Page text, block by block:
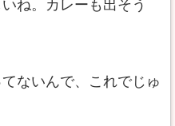
ね。カレーも出そう
ないんで、これでじゅ